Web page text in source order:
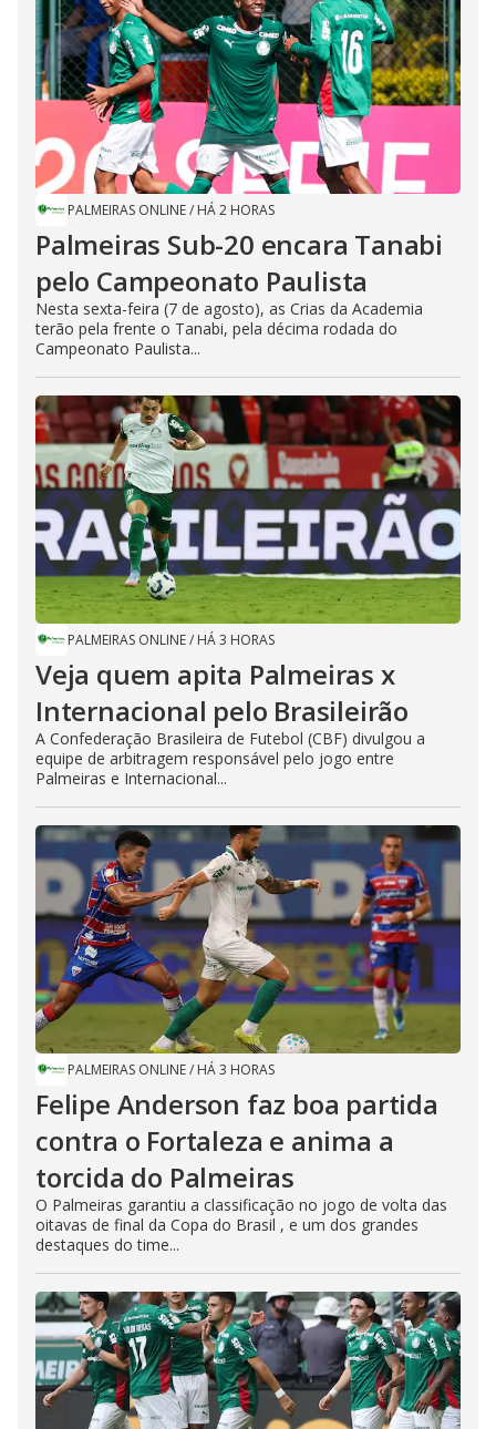
PALMEIRAS ONLINE/ HÁ 2 HORAS
Palmeiras Sub-20 encara Tanabi
pelo Campeonato Paulista
Nesta sexta-feira (7 de agosto), as Crias da Academia
terão pela frente o Tanabi, pela décima rodada do
Campeonato Paulista...
PALMEIRAS ONLINE/ HÁ 3 HORAS
Veja quem apita Palmeiras x
Internacional pelo Brasileirão
A Confederação Brasileira de Futebol (CBF) divulgou a
equipe de arbitragem responsável pelo jogo entre
Palmeiras e Internacional...
PALMEIRAS ONLINE/ HÁ 3 HORAS
Felipe Anderson faz boa partida
contra o Fortaleza e anima a
torcida do Palmeiras
O Palmeiras garantiu a classificação no jogo de volta das
oitavas de final da Copa do Brasil , e um dos grandes
destaques do time...